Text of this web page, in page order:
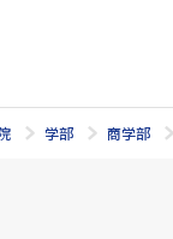
学部 商学部